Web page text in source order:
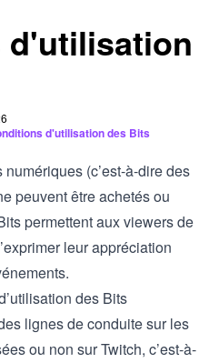
d'utilisation des Bits
(c’est-à-dire des
peuvent être achetés ou
permettent aux viewers de
leur appréciation
des Bits
lignes de conduite sur les
ou non sur Twitch, c’est-à-